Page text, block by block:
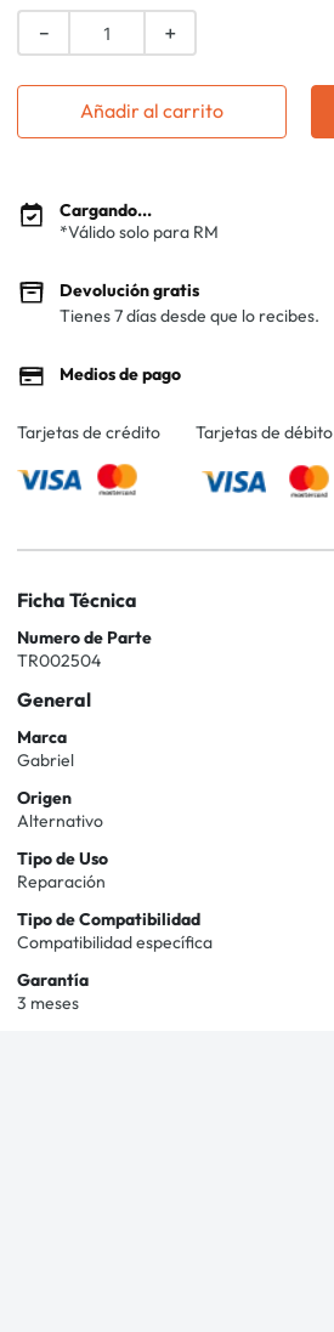
＋
－
Añadir al carrito
Cargando...
*Válido solo para RM
Devolución gratis
Tienes 7 días desde que lo recibes.
Medios de pago
Tarjetas de crédito Tarjetas de débito
Ficha Técnica
Numero de Parte
TR002504
General
Marca
Gabriel
Origen
Alternativo
Tipo de Uso
Reparación
Tipo de Compatibilidad
Compatibilidad específica
Garantía
3 meses